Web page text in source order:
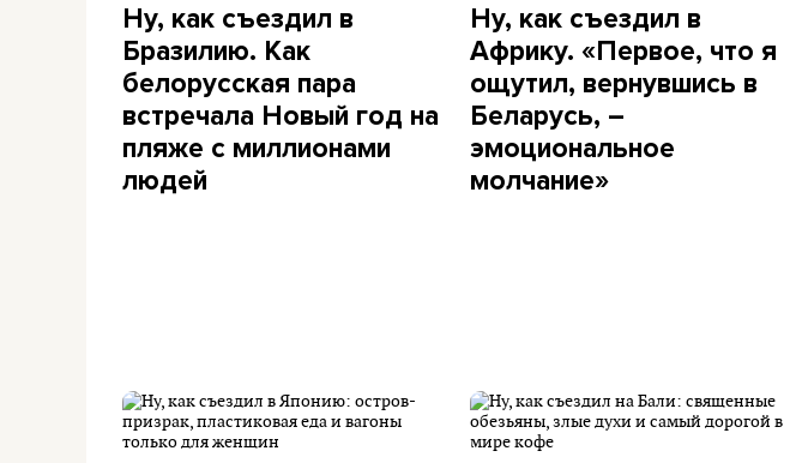
Ну, как съездил в
Бразилию. Как
белорусская пара
встречала Новый год на
пляже с миллионами
людей
Ну, как съездил в
Африку. «Первое, что я
ощутил, вернувшись в
Беларусь, –
эмоциональное
молчание»